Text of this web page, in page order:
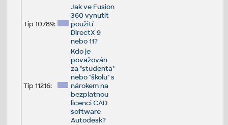
Tip 10789:
Jak ve Fusion
360 vynutit
použití
DirectX 9
nebo 11?
Tip 11216:
Kdo je
považován
za "studenta"
nebo "školu" s
nárokem na
bezplatnou
licenci CAD
software
Autodesk?